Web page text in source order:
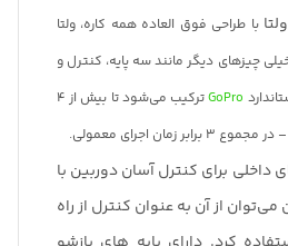
یک دستگیره باتری ممتاز و
سه پایه، کنترل و … است.
داخلی برای کنترل آسان
ولتابا طراحی فوق العاده همه کاره، ولتا
چیزهای دیگر مانند سه پایه، کنترل و
GoPro
ترکیب می‌شود تا بیش از 4
داخلی برای کنترل آسان دوربین با
از آن به عنوان کنترل از راه